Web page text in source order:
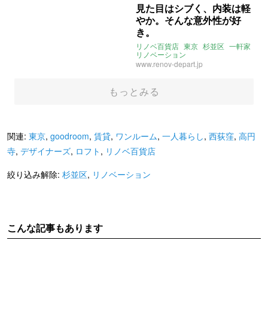
見た目はシブく、内装は軽
やか。そんな意外性が好
き。
リノベ百貨店 東京 杉並区 一軒家
リノベーション
www.renov-depart.jp
もっとみる
関連: 東京, goodroom, 賃貸, ワンルーム, 一人暮らし, 西荻窪, 高円
寺, デザイナーズ, ロフト , リノベ百貨店
絞り込み解除: 杉並区, リノベーション
こんな記事もあります